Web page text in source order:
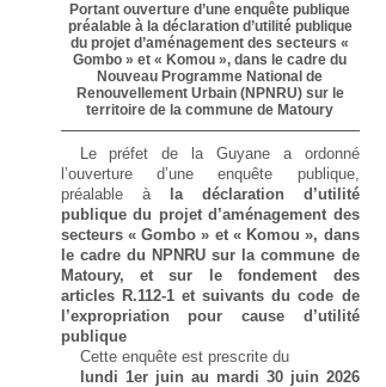
Portant ouverture d’une enquête publique
préalable à la déclaration d’utilité publique
du projet d’aménagement des secteurs «
Gombo » et « Komou », dans le cadre du
Nouveau Programme National de
Renouvellement Urbain (NPNRU) sur le
territoire de la commune de Matoury
Le préfet de la Guyane a ordonné
l’ouverture d’une enquête publique,
préalable à
la déclaration d’utilité
publique du projet d’aménagement des
secteurs « Gombo » et « Komou », dans
le cadre du NPNRU sur la commune de
Matoury, et sur le fondement des
articles R.112-1 et suivants du code de
l’expropriation pour cause d’utilité
publique
Cette enquête est prescrite du
lundi 1er juin au mardi 30 juin 2026